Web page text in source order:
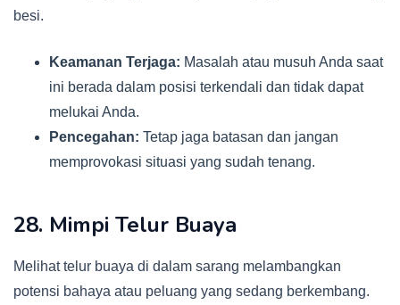
besi.
Keamanan Terjaga: Masalah atau musuh Anda saat
ini berada dalam posisi terkendali dan tidak dapat
melukai Anda.
Pencegahan: Tetap jaga batasan dan jangan
memprovokasi situasi yang sudah tenang.
28. Mimpi Telur Buaya
Melihat telur buaya di dalam sarang melambangkan
potensi bahaya atau peluang yang sedang berkembang.